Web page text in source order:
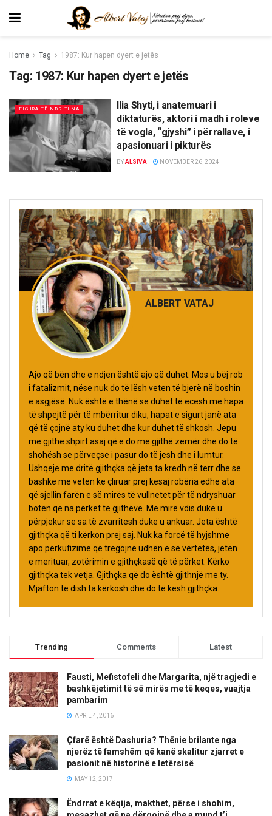
Home Tag 1987: Kur hapen dyert e jetës
Tag: 1987: Kur hapen dyert e jetës
FIGURA TË NDRITUNA
Ilia Shyti, i anatemuari i
diktaturës, aktori i madh i roleve
të vogla, “gjyshi” i përrallave, i
apasionuari i pikturës
BYALSIVA NOVEMBER 26, 2024
ALBERT VATAJ
Ajo që bën dhe e ndjen është ajo që duhet. Mos u bëj rob
i fatalizmit, nëse nuk do të lësh veten të bjerë në boshin
e asgjësë. Nuk është e thënë se duhet të ecësh me hapa
të shpejtë për të mbërritur diku, hapat e sigurt janë ata
që të çojnë aty ku duhet dhe kur duhet të shkosh. Jepu
me gjithë shpirt asaj që e do me gjithë zemër dhe do të
shohësh se përveçse i pasur do të jesh dhe i lumtur.
Ushqeje me dritë gjithçka që jeta ta kredh në terr dhe se
bashkë me veten ke çliruar prej kësaj robëria edhe ata
që sjellin farën e së mirës të vullnetet për të ndryshuar
botën që na përket të gjithëve. Më mirë vdis duke u
përpjekur se sa të zvarritesh duke u ankuar. Jeta është
gjithçka që ti kërkon prej saj. Nuk ka forcë të hyjshme
apo përkufizime që tregojnë udhën e së vërtetës, jetën
e merituar, zotërimin e gjithçkasë që të përket. Kërko
gjithçka tek vetja. Gjithçka që do është gjithnjë me ty.
Mjafton të dish ta kërkosh dhe do të kesh gjithçka.
Trending Comments Latest
Fausti, Mefistofeli dhe Margarita, një tragjedi e
bashkëjetimit të së mirës me të keqes, vuajtja
pambarim
APRIL 4, 2016
Çfarë është Dashuria? Thënie brilante nga
njerëz të famshëm që kanë skalitur zjarret e
pasionit në historinë e letërsisë
MAY 12, 2017
Ëndrrat e këqija, makthet, përse i shohim,